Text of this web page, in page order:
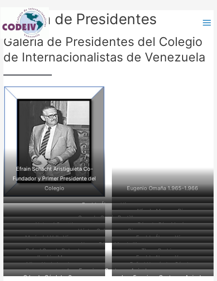
Galería de Presidentes
Galería de Presidentes del Colegio
de Internacionalistas de Venezuela
Efrain Schacht Aristiguieta Co-
Fundador y Primer Presidente del
Colegio
Eugenio Omaña 1.965-1.966
Freddy Álvarez Yánez
1.966-1.967
Alfredo Monque Diaz
1.967-1,968
Gonzalo Garcia Bustillos
1.968-1.969
Nohemi Orsetti
1.970-1.971
Rómulo Díaz Morón
1.971-1.973
Héctor Colmenares Diaz
1.973 – 1.974
María del Valle Vásquez
1.974-1.977
Freddy Álvarez Yánez
1.978-1.979
Alonso Pérez Marchelli
1.979-1.980
Rafael Sureda Delgado
1.980 – 1.982
Thays Rodriguez
1.982-1,984
Ibrahim Mayz
1.984 – 1.986
Freddy Alvarez Yanes
1.987 – 1.989
Mirna Yonis Lombrano
1.989-1.991
Rafael Hernández Sánchez
1.992-1.999
Juan Francisco Contreras Arrieche
Orlando Córdoba Suarez
Juan Francisco Contreras Arrieche